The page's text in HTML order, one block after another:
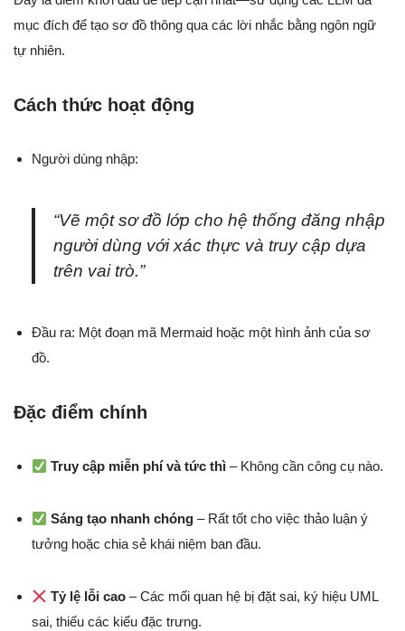
mục đích để tạo sơ đồ thông qua các lời nhắc bằng ngôn ngữ
tự nhiên.
Cách thức hoạt động
Người dùng nhập:
“Vẽ một sơ đồ lớp cho hệ thống đăng nhập
người dùng với xác thực và truy cập dựa
trên vai trò.”
Đầu ra: Một đoạn mã Mermaid hoặc một hình ảnh của sơ
đồ.
Đặc điểm chính
Truy cập miễn phí và tức thì – Không cần công cụ nào.
Sáng tạo nhanh chóng – Rất tốt cho việc thảo luận ý
tưởng hoặc chia sẻ khái niệm ban đầu.
Tỷ lệ lỗi cao – Các mối quan hệ bị đặt sai, ký hiệu UML
sai, thiếu các kiểu đặc trưng.